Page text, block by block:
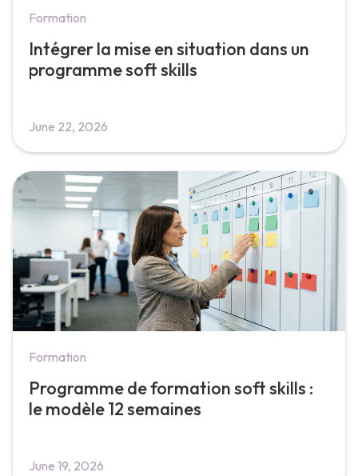
Formation
Intégrer la mise en situation dans un
programme soft skills
June 22, 2026
Formation
Programme de formation soft skills :
le modèle 12 semaines
June 19, 2026